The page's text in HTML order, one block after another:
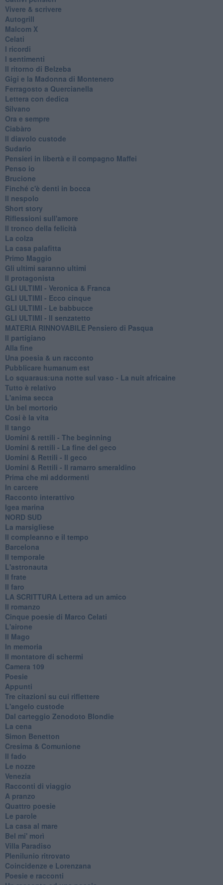
Vivere & scrivere
Autogrill
Malcom X
Celati
I ricordi
I sentimenti
Il ritorno di Belzeba
Gigi e la Madonna di Montenero
Ferragosto a Quercianella
Lettera con dedica
Silvano
Ora e sempre
Ciabàro
Il diavolo custode
Sudario
Pensieri in libertà e il compagno Maffei
Penso io
Brucione
Finché c'è denti in bocca
Il nespolo
Short story
Riflessioni sull'amore
Il tronco della felicità
La colza
La casa palafitta
Primo Maggio
Gli ultimi saranno ultimi
Il protagonista
GLI ULTIMI - Veronica & Franca
GLI ULTIMI - Ecco cinque
GLI ULTIMI - Le babbucce
GLI ULTIMI - Il senzatetto
MATERIA RINNOVABILE Pensiero di Pasqua
Il partigiano
Alla fine
Una poesia & un racconto
Pubblicare humanum est
Lo squaraus:una notte sul vaso - La nuit africaine
Tutto è relativo
L'anima secca
Un bel mortorio
Cosi è la vita
Il tango
​Uomini & rettili - The beginning
​Uomini & rettili - La fine del geco
Uomini & Rettili - Il geco
Uomini & Rettili - Il ramarro smeraldino
Prima che mi addormenti
In carcere
Racconto interattivo
Igea marina
​NORD SUD
La marsigliese
Il compleanno e il tempo
Barcelona
Il temporale
L'astronauta
Il frate
Il faro
​LA SCRITTURA Lettera ad un amico
Il romanzo
Cinque poesie di Marco Celati
L'airone
Il Mago
In memoria
Il montatore di schermi
Camera 109
Poesie
Appunti
Tre citazioni su cui riflettere
L'angelo custode
Dal carteggio Zenodoto Blondie
La cena
Simon Benetton
Cresima & Comunione
Il fado
Le nozze
Venezia
Racconti di viaggio
A pranzo
Quattro poesie
Le parole
La casa al mare
Bel mi' morì
Villa Paradiso
Plenilunio ritrovato
Coincidenze e Lorenzana
Poesie e racconti